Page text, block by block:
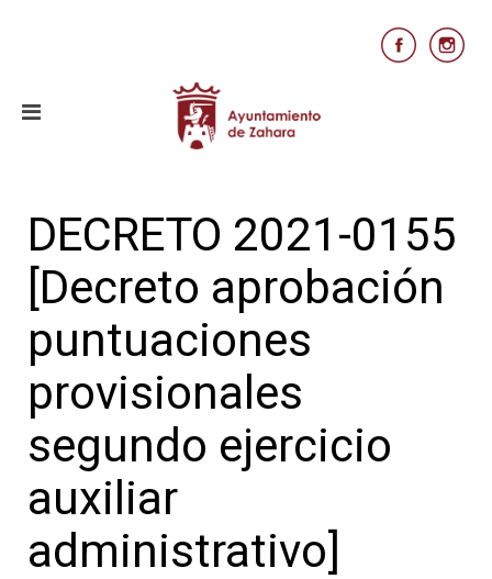
DECRETO 2021-0155
[Decreto aprobación
puntuaciones
provisionales
segundo ejercicio
auxiliar
administrativo]